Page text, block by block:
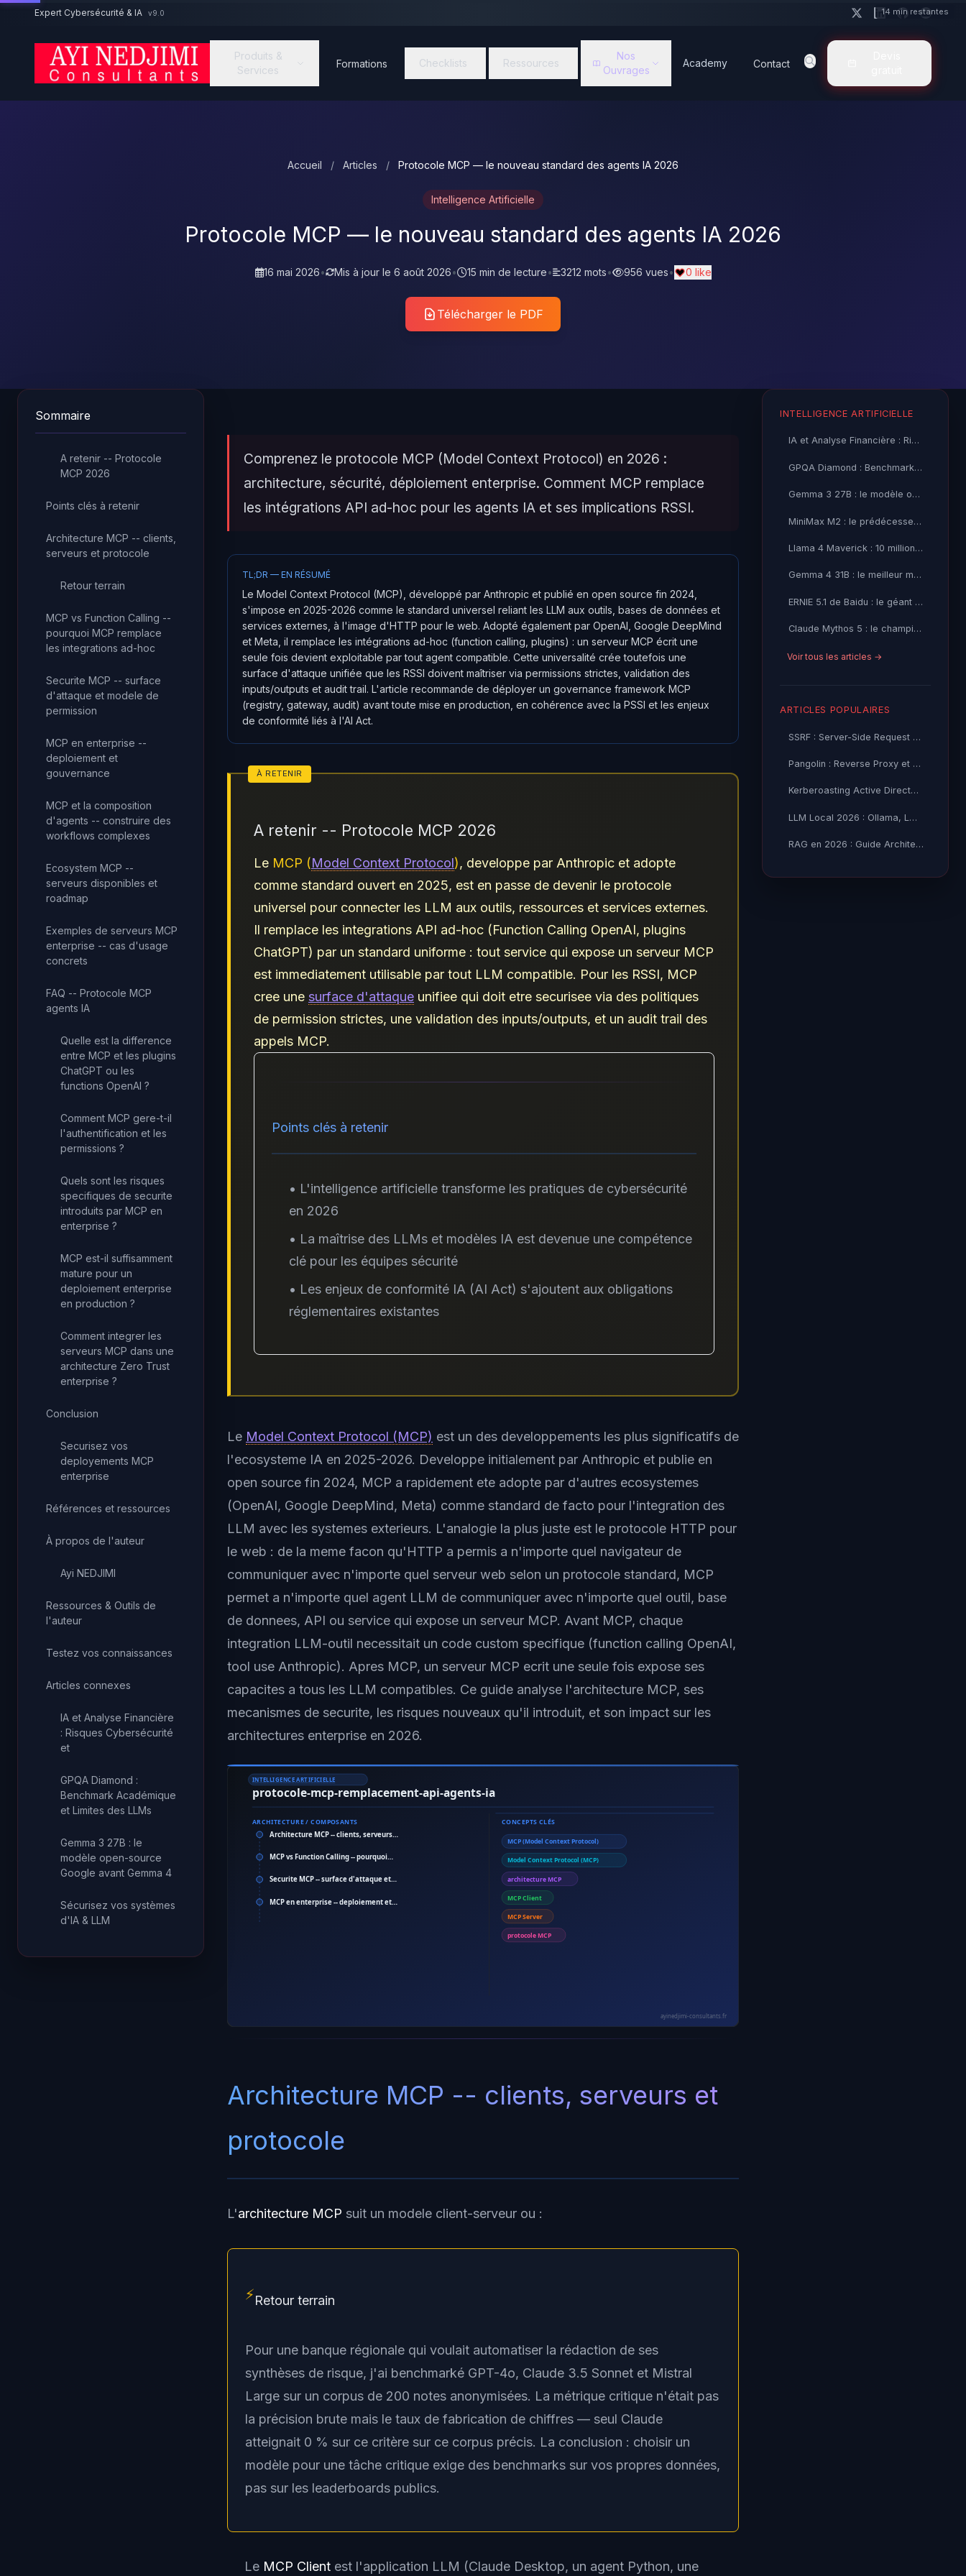
Aller au contenu principal
Expert Cybersécurité & IA v9.0
Produits &
Services
Formations Checklists Ressources
Nos
Ouvrages
Academy Contact
Accueil / Articles / Protocole MCP — le nouveau standard des agents IA 2026
Intelligence Artificielle
Protocole MCP — le nouveau standard des agents IA 2026
16 mai 2026• Mis à jour le 6 août 2026• 15 min de lecture• 3212 mots• 956 vues• 0 like
Télécharger le PDF
Sommaire
A retenir -- Protocole
MCP 2026
Points clés à retenir
Architecture MCP -- clients,
serveurs et protocole
Retour terrain
MCP vs Function Calling --
pourquoi MCP remplace
les integrations ad-hoc
Securite MCP -- surface
d'attaque et modele de
permission
MCP en enterprise --
deploiement et
gouvernance
MCP et la composition
d'agents -- construire des
workflows complexes
Ecosystem MCP --
serveurs disponibles et
roadmap
Exemples de serveurs MCP
enterprise -- cas d'usage
concrets
FAQ -- Protocole MCP
agents IA
Quelle est la difference
entre MCP et les plugins
ChatGPT ou les
functions OpenAI ?
Comment MCP gere-t-il
l'authentification et les
permissions ?
Quels sont les risques
specifiques de securite
introduits par MCP en
enterprise ?
MCP est-il suffisamment
mature pour un
deploiement enterprise
en production ?
Comment integrer les
serveurs MCP dans une
architecture Zero Trust
enterprise ?
Conclusion
Securisez vos
deployements MCP
enterprise
Références et ressources
À propos de l'auteur
Ayi NEDJIMI
Ressources & Outils de
l'auteur
Testez vos connaissances
Articles connexes
IA et Analyse Financière
: Risques Cybersécurité
et
GPQA Diamond :
Benchmark Académique
et Limites des LLMs
Gemma 3 27B : le
modèle open-source
Google avant Gemma 4
Sécurisez vos systèmes
d'IA & LLM
Comprenez le protocole MCP (Model Context Protocol) en 2026 :
architecture, sécurité, déploiement enterprise. Comment MCP remplace
les intégrations API ad-hoc pour les agents IA et ses implications RSSI.
TL;DR — EN RÉSUMÉ
Le Model Context Protocol (MCP), développé par Anthropic et publié en open source fin 2024,
s'impose en 2025-2026 comme le standard universel reliant les LLM aux outils, bases de données et
services externes, à l'image d'HTTP pour le web. Adopté également par OpenAI, Google DeepMind
et Meta, il remplace les intégrations ad-hoc (function calling, plugins) : un serveur MCP écrit une
seule fois devient exploitable par tout agent compatible. Cette universalité crée toutefois une
surface d'attaque unifiée que les RSSI doivent maîtriser via permissions strictes, validation des
inputs/outputs et audit trail. L'article recommande de déployer un governance framework MCP
(registry, gateway, audit) avant toute mise en production, en cohérence avec la PSSI et les enjeux
de conformité liés à l'AI Act.
A retenir -- Protocole MCP 2026
Le MCP (Model Context Protocol), developpe par Anthropic et adopte
comme standard ouvert en 2025, est en passe de devenir le protocole
universel pour connecter les LLM aux outils, ressources et services externes.
Il remplace les integrations API ad-hoc (Function Calling OpenAI, plugins
ChatGPT) par un standard uniforme : tout service qui expose un serveur MCP
est immediatement utilisable par tout LLM compatible. Pour les RSSI, MCP
cree une surface d'attaque unifiee qui doit etre securisee via des politiques
de permission strictes, une validation des inputs/outputs, et un audit trail des
appels MCP.
Points clés à retenir
• L'intelligence artificielle transforme les pratiques de cybersécurité
en 2026
• La maîtrise des LLMs et modèles IA est devenue une compétence
clé pour les équipes sécurité
• Les enjeux de conformité IA (AI Act) s'ajoutent aux obligations
réglementaires existantes
Le Model Context Protocol (MCP) est un des developpements les plus significatifs de
l'ecosysteme IA en 2025-2026. Developpe initialement par Anthropic et publie en
open source fin 2024, MCP a rapidement ete adopte par d'autres ecosystemes
(OpenAI, Google DeepMind, Meta) comme standard de facto pour l'integration des
LLM avec les systemes exterieurs. L'analogie la plus juste est le protocole HTTP pour
le web : de la meme facon qu'HTTP a permis a n'importe quel navigateur de
communiquer avec n'importe quel serveur web selon un protocole standard, MCP
permet a n'importe quel agent LLM de communiquer avec n'importe quel outil, base
de donnees, API ou service qui expose un serveur MCP. Avant MCP, chaque
integration LLM-outil necessitait un code custom specifique (function calling OpenAI,
tool use Anthropic). Apres MCP, un serveur MCP ecrit une seule fois expose ses
capacites a tous les LLM compatibles. Ce guide analyse l'architecture MCP, ses
mecanismes de securite, les risques nouveaux qu'il introduit, et son impact sur les
architectures enterprise en 2026.
INTELLIGENCE ARTIFICIELLE
protocole-mcp-remplacement-api-agents-ia
ARCHITECTURE / COMPOSANTS
Architecture MCP -- clients, serveurs…
MCP vs Function Calling -- pourquoi…
Securite MCP -- surface d'attaque et…
MCP en enterprise -- deploiement et…
CONCEPTS CLÉS
MCP (Model Context Protocol)
Model Context Protocol (MCP)
architecture MCP
MCP Client
MCP Server
protocole MCP
ayinedjimi-consultants.fr
Architecture MCP -- clients, serveurs et
protocole
L'architecture MCP suit un modele client-serveur ou :
⚡Retour terrain
Pour une banque régionale qui voulait automatiser la rédaction de ses
synthèses de risque, j'ai benchmarké GPT-4o, Claude 3.5 Sonnet et Mistral
Large sur un corpus de 200 notes anonymisées. La métrique critique n'était pas
la précision brute mais le taux de fabrication de chiffres — seul Claude
atteignait 0 % sur ce critère sur ce corpus précis. La conclusion : choisir un
modèle pour une tâche critique exige des benchmarks sur vos propres données,
pas sur les leaderboards publics.
Le MCP Client est l'application LLM (Claude Desktop, un agent Python, une
INTELLIGENCE ARTIFICIELLE
IA et Analyse Financière : Risques Cybersécurité et
GPQA Diamond : Benchmark Académique et Limites des LLMs
Gemma 3 27B : le modèle open-source Google avant Gemma 4
MiniMax M2 : le prédécesseur économique avant M3 Thinking
Llama 4 Maverick : 10 millions de tokens de contexte, la
Gemma 4 31B : le meilleur modèle open-source de Google
ERNIE 5.1 de Baidu : le géant chinois à l'assaut du top-5
Claude Mythos 5 : le champion du codage selon BenchLM
Voir tous les articles →
ARTICLES POPULAIRES
SSRF : Server-Side Request Forgery — Exploitation Avancée
Pangolin : Reverse Proxy et Tunnel Self-Hosted — Guide
Kerberoasting Active Directory : Attaque et Défense 2026
LLM Local 2026 : Ollama, LM Studio ou vLLM — Quel Outil selon
RAG en 2026 : Guide Architecture, Vectorisation & Chunking
14 min restantes